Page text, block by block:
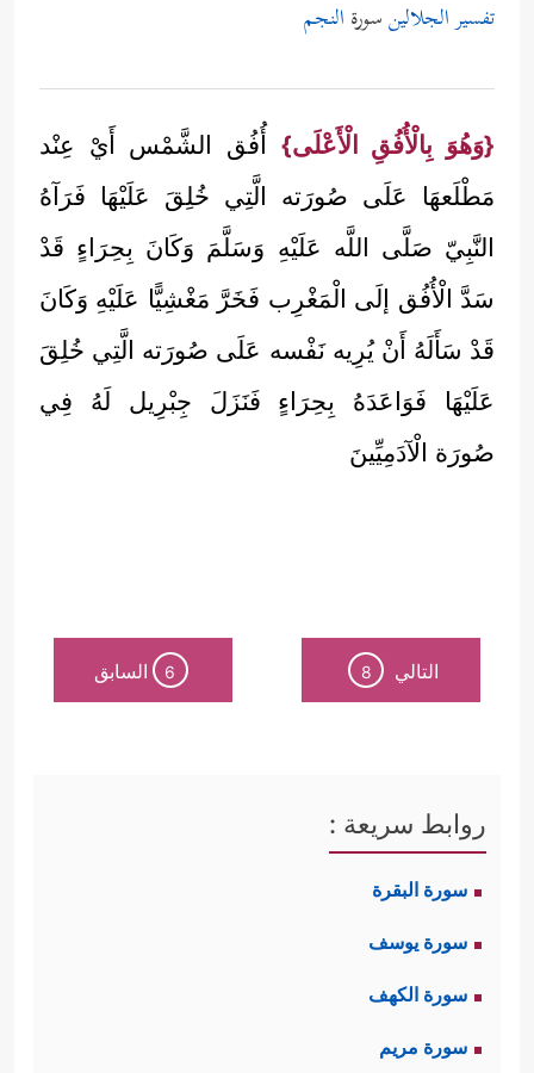
تفسير الجلالينسورة النجم
{وَهُوَ بِالْأُفُقِ الْأَعْلَى} أُفُق الشَّمْس أَيْ عِنْد
مَطْلَعهَا عَلَى صُورَته الَّتِي خُلِقَ عَلَيْهَا فَرَآهُ
النَّبِيّ صَلَّى اللَّه عَلَيْهِ وَسَلَّمَ وَكَانَ بِحِرَاءٍ قَدْ
سَدَّ الْأُفُق إلَى الْمَغْرِب فَخَرَّ مَغْشِيًّا عَلَيْهِ وَكَانَ
قَدْ سَأَلَهُ أَنْ يُرِيه نَفْسه عَلَى صُورَته الَّتِي خُلِقَ
عَلَيْهَا فَوَاعَدَهُ بِحِرَاءٍ فَنَزَلَ جِبْرِيل لَهُ فِي
صُورَة الْآدَمِيِّينَ
التالي 8
6 السابق
روابط سريعة :
سورة البقرة
سورة يوسف
سورة الكهف
سورة مريم